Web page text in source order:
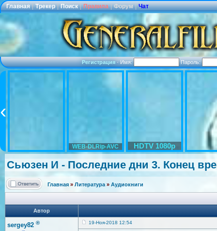
Главная | Трекер | Поиск | Правила | Форум | Чат
Регистрация·Имя: Пароль:
WEB-DLRip-AVC HDTV 1080p
Сьюзен И - Последние дни 3. Конец
Главная » Литература » Аудиокниги
Автор
sergey82 ® 19-Ноя-2018 12:54